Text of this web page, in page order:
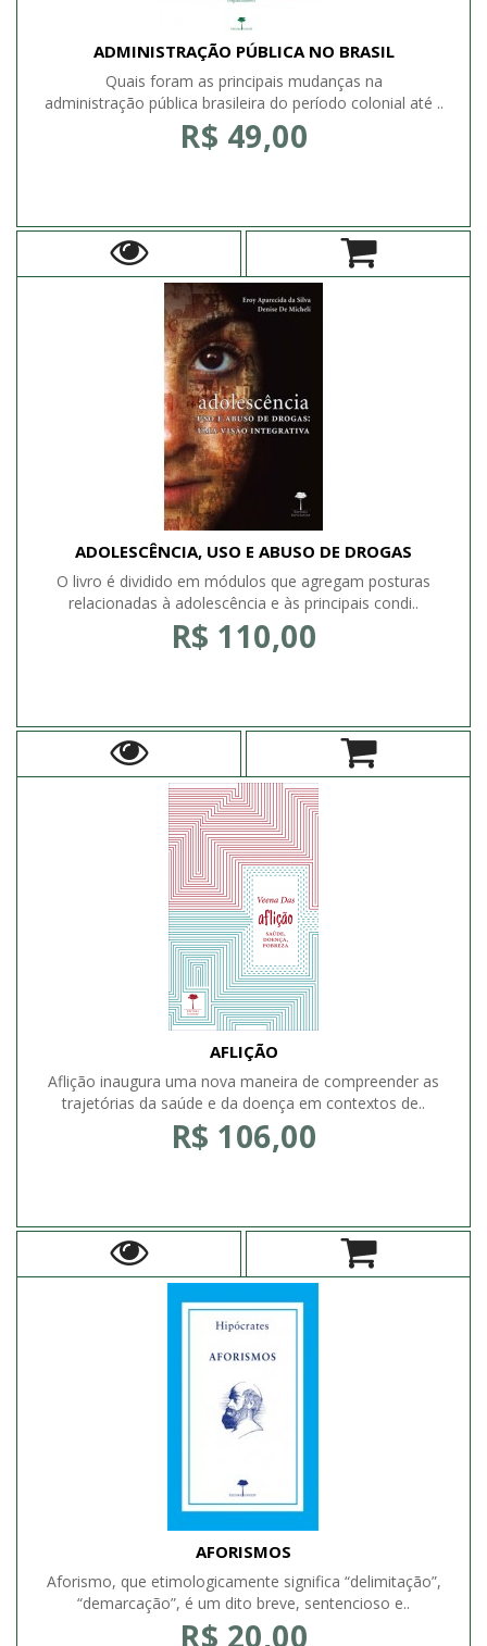
ADMINISTRAÇÃO PÚBLICA NO BRASIL
Quais foram as principais mudanças na
administração pública brasileira do período colonial até ..
R$ 49,00
ADOLESCÊNCIA, USO E ABUSO DE DROGAS
O livro é dividido em módulos que agregam posturas
relacionadas à adolescência e às principais condi..
R$ 110,00
AFLIÇÃO
Aflição inaugura uma nova maneira de compreender as
trajetórias da saúde e da doença em contextos de..
R$ 106,00
AFORISMOS
Aforismo, que etimologicamente significa “delimitação”,
“demarcação”, é um dito breve, sentencioso e..
R$ 20,00